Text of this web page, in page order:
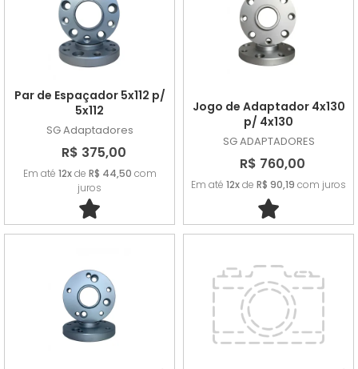
Par de Espaçador 5x112 p/
5x112
SG Adaptadores
R$ 375,00
Em até 12xde R$ 44,50 com
juros
Jogo de Adaptador 4x130
p/ 4x130
SG ADAPTADORES
R$ 760,00
Em até 12xde R$ 90,19 com juros